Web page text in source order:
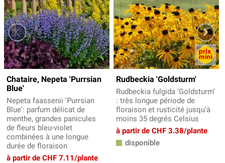
Chataire, Nepeta 'Purrsian
Blue'
Nepeta faassenii 'Purrsian
Blue': parfum délicat de
menthe, grandes panicules
de fleurs bleu-violet
combinées à une longue
durée de floraison
à partir de CHF 7.11/plante
Rudbeckia 'Goldsturm'
Rudbeckia fulgida 'Goldsturm'
: très longue période de
floraison et rusticité jusqu'à
moins 35 degrés Celsius
à partir de CHF 3.38/plante
disponible